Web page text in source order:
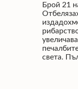
Брой 21
света.